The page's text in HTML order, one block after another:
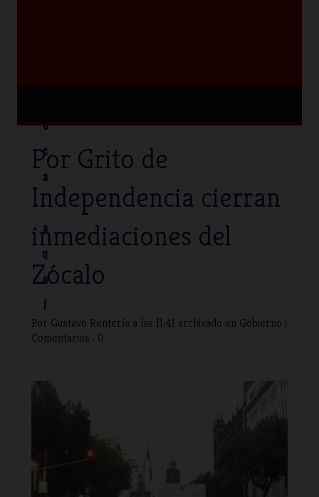
o
c
a
a
q
u
í
Por Grito de
Independencia cierran
inmediaciones del
Zócalo
Por Gustavo Rentería a las 11:41 archivado en Gobierno |
Comentarios : 0